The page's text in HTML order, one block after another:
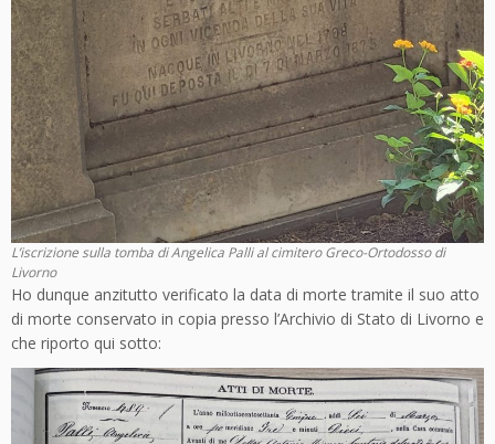
L’iscrizione sulla tomba di Angelica Palli al cimitero Greco-Ortodosso di
Livorno
Ho dunque anzitutto verificato la data di morte tramite il suo atto
di morte conservato in copia presso l’Archivio di Stato di Livorno e
che riporto qui sotto: